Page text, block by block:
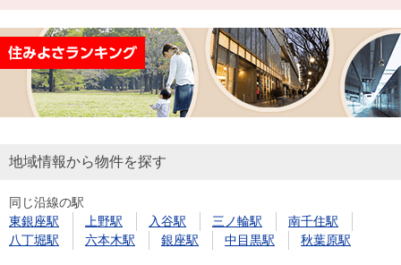
用
物
件
を
す
件を
探す
購入向け
サービス
住宅ロー
ンシミュ
住まい1プ
ラス（お
金額
試算
売却向け
周辺相場
住まい1プ
住まいと
暮らしの
売却ガイ
ド
（電子ブ
ック版）
閉じる
地域情報から物件を探す
同じ沿線の駅
東銀座駅
上野駅 入谷駅 三ノ輪駅
南千住駅
八丁堀駅
六本木駅 銀座駅 中目黒駅 秋葉原駅